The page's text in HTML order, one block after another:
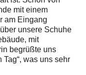
mit einem
am Eingang
unsere Schuhe
mit
begrüßte uns
was uns sehr